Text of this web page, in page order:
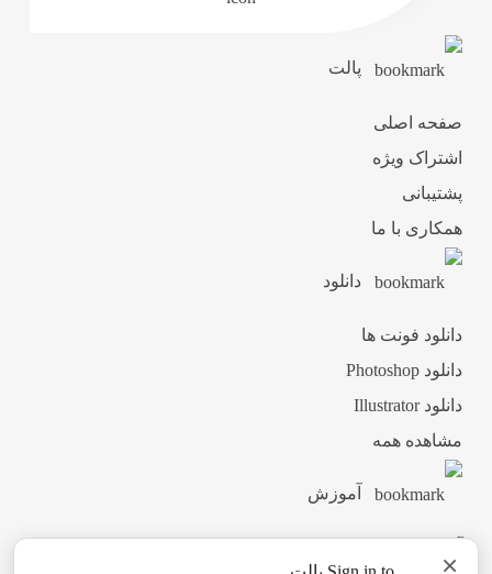
پالت
صفحه اصلی
اشتراک ویژه
پشتیبانی
همکاری با ما
دانلود
دانلود فونت ها
دانلود Photoshop
دانلود Illustrator
مشاهده همه
آموزش
×